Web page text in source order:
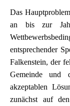
Das
an bis zur
entsprechender
Falkenstein, der
Gemeinde und
akzeptablen
zunächst auf